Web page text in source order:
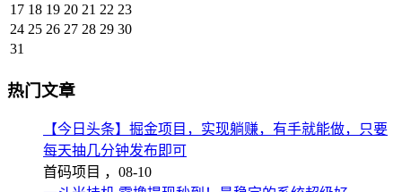
17 18 19 20 21 22 23
24 25 26 27 28 29 30
31
热门文章
【今日头条】掘金项目，实现躺赚，有手就能做，只要
每天抽几分钟发布即可
首码项目 ， 08-10